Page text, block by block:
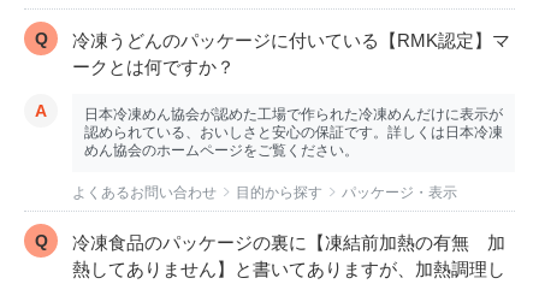
冷凍うどんのパッケージに付いている【RMK認定】マ
ークとは何ですか？
日本冷凍めん協会が認めた工場で作られた冷凍めんだけに表示が
認められている、おいしさと安心の保証です。詳しくは日本冷凍
めん協会のホームページをご覧ください。
よくあるお問い合わせ 目的から探す パッケージ・表示
冷凍食品のパッケージの裏に【凍結前加熱の有無 加
熱してありません】と書いてありますが、加熱調理し